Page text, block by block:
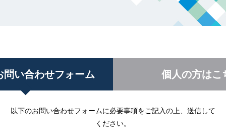
問い合わせフォーム 個人の方はこ
以下のお問い合わせフォームに必要事項をご記入の上、送信して
ください。